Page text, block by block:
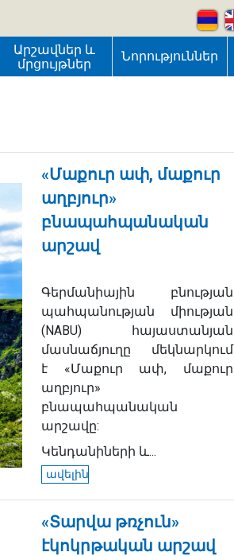
Արշավներ և
մրցույթներ
Նորություններ
«Մաքուր ափ, մաքուր
աղբյուր»
բնապահպանական
արշավ
Գերմանիային բնության
պահպանության միության
(NABU) հայաստանյան
մասնաճյուղը մեկնարկում
է «Մաքուր ափ, մաքուր
աղբյուր»
բնապահպանական
արշավը:
Կենդանիների և...
ավելին
«Տարվա թռչուն»
էկոկրթական արշավ